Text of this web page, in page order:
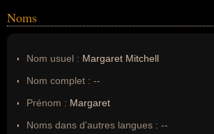
Noms
Nom usuel : Margaret Mitchell
Nom complet : --
Prénom : Margaret
Noms dans d'autres langues : --